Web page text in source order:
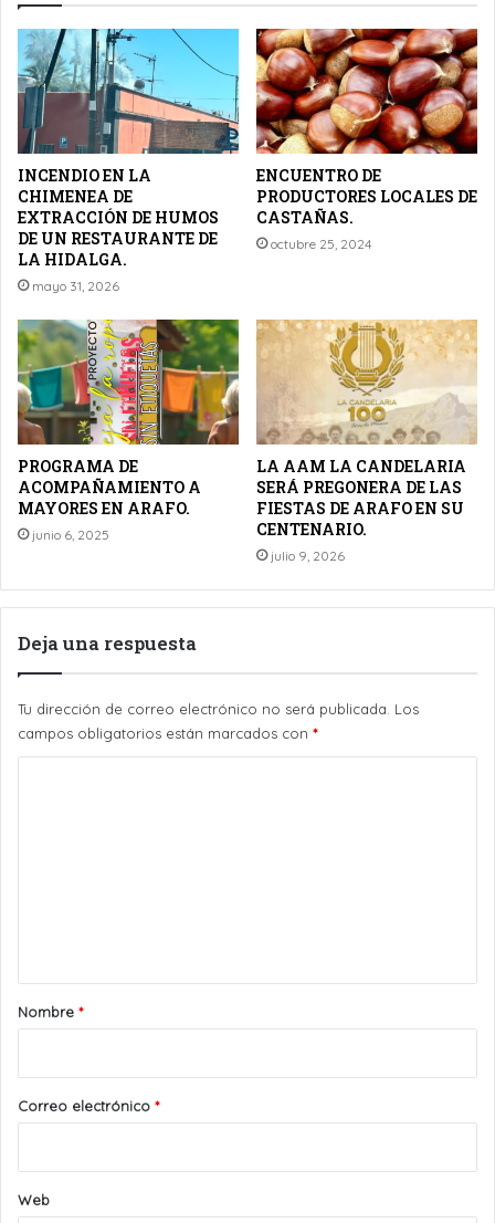
INCENDIO EN LA
CHIMENEA DE
EXTRACCIÓN DE HUMOS
DE UN RESTAURANTE DE
LA HIDALGA.
mayo 31, 2026
ENCUENTRO DE
PRODUCTORES LOCALES DE
CASTAÑAS.
octubre 25, 2024
PROGRAMA DE
ACOMPAÑAMIENTO A
MAYORES EN ARAFO.
junio 6, 2025
LA AAM LA CANDELARIA
SERÁ PREGONERA DE LAS
FIESTAS DE ARAFO EN SU
CENTENARIO.
julio 9, 2026
Deja una respuesta
Tu dirección de correo electrónico no será publicada. Los
campos obligatorios están marcados con *
r
*
Nombre *
Correo electrónico *
Web